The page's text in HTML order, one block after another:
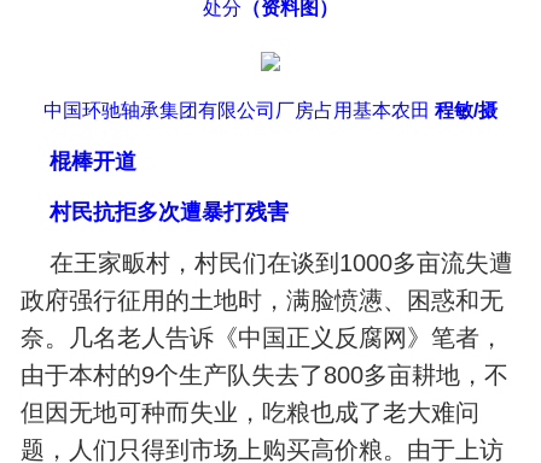
处分 （资料图）
中国环驰轴承集团有限公司厂房占用基本农田 程敏/摄
棍棒开道
村民抗拒多次遭暴打残害
在王家畈村，村民们在谈到1000多亩流失遭
政府强行征用的土地时，满脸愤懑、困惑和无
奈。几名老人告诉《中国正义反腐网》笔者，
由于本村的9个生产队失去了800多亩耕地，不
但因无地可种而失业，吃粮也成了老大难问
题，人们只得到市场上购买高价粮。由于上访